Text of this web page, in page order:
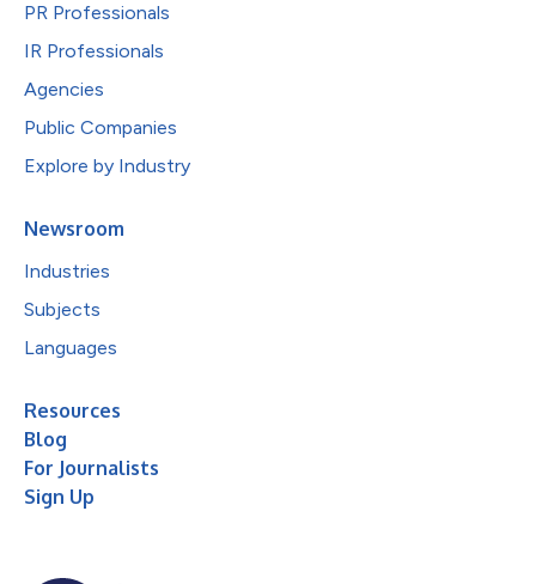
PR Professionals
IR Professionals
Agencies
Public Companies
Explore by Industry
Newsroom
Industries
Subjects
Languages
Resources
Blog
For Journalists
Sign Up